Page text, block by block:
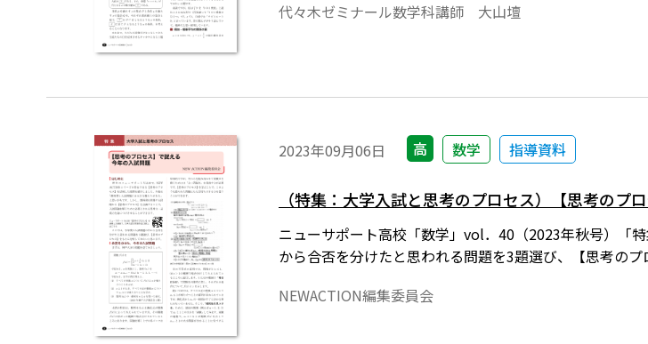
代々木ゼミナール数学科講師 大山壇
2023年09月06日 高 数学 指導資料
（特集：大学入試と思考のプロセス）【思考のプ
ニューサポート高校「数学」vol．40（2023年秋号）「
から合否を分けたと思われる問題を3題選び、【思考のプ
NEWACTION編集委員会